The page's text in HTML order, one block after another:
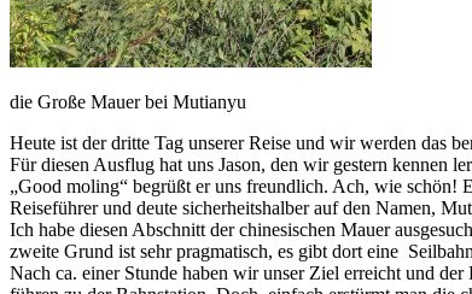
die Große Mauer bei Mutianyu
Heute ist der dritte Tag unserer Reise und wir werden das
Für diesen Ausflug hat uns Jason, den wir gestern kennen
„Good moling“ begrüßt er uns freundlich. Ach, wie
Reiseführer und deute sicherheitshalber auf den Namen,
Ich habe diesen Abschnitt der chinesischen Mauer
zweite Grund ist sehr pragmatisch, es gibt dort eine
Nach ca. einer Stunde haben wir unser Ziel erreicht und